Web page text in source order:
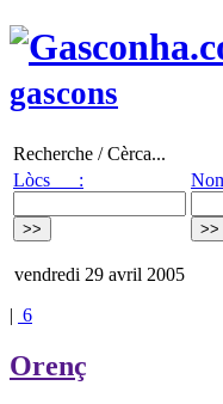
gascons
Recherche / Cèrca...
Lòcs :
vendredi 29 avril 2005
| 6
Orenç